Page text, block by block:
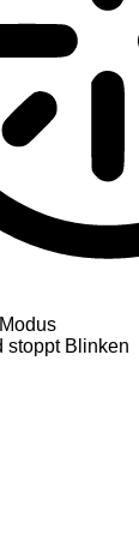
stoppt Blinken